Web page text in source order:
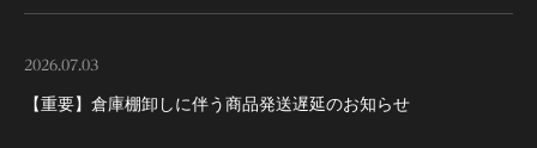
2026.07.03
【重要】倉庫棚卸しに伴う商品発送遅延のお知らせ